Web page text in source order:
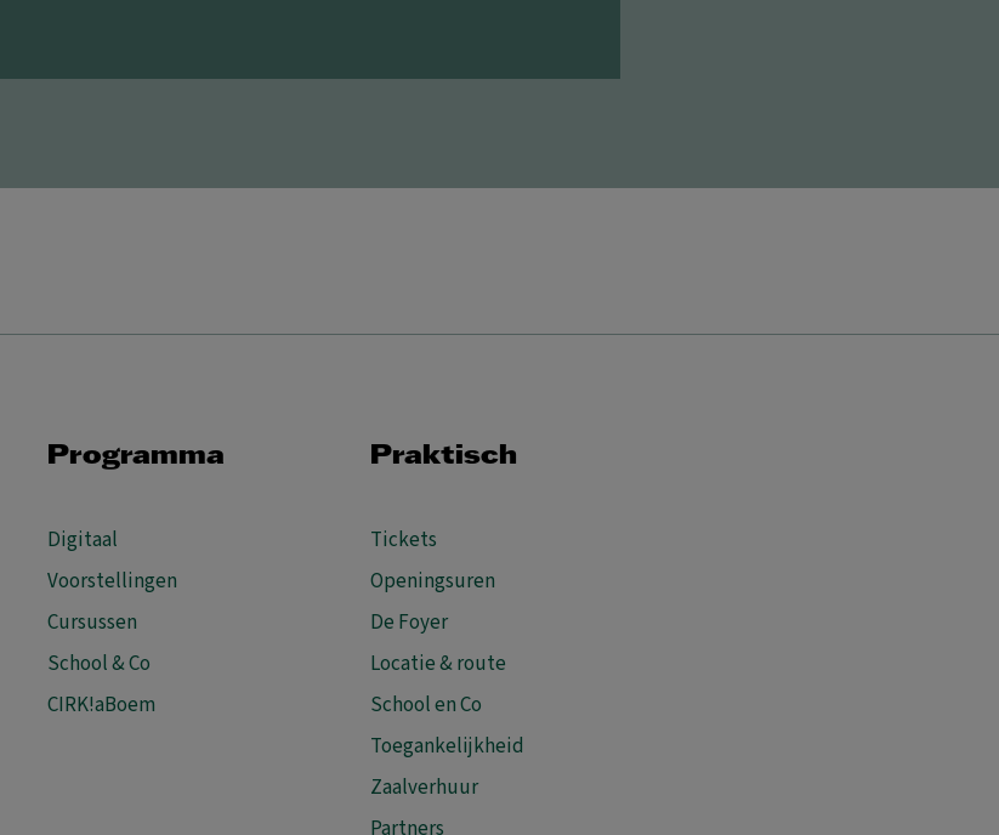
Programma
Digitaal
Voorstellingen
Cursussen
School & Co
CIRK!aBoem
Praktisch
Tickets
Openingsuren
De Foyer
Locatie & route
School en Co
Toegankelijkheid
Zaalverhuur